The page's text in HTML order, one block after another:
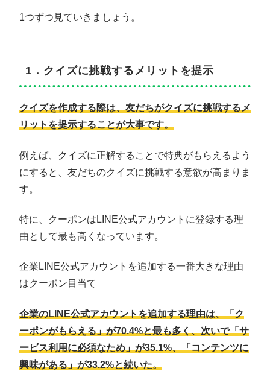
1つずつ見ていきましょう。
1．クイズに挑戦するメリットを提示
クイズを作成する際は、友だちがクイズに挑戦するメ
リットを提示することが大事です。
例えば、クイズに正解することで特典がもらえるよう
にすると、友だちのクイズに挑戦する意欲が高まりま
す。
特に、クーポンはLINE公式アカウントに登録する理
由として最も高くなっています。
企業LINE公式アカウントを追加する一番大きな理由
はクーポン目当て
企業のLINE公式アカウントを追加する理由は、「ク
ーポンがもらえる」が70.4%と最も多く、次いで「サ
ービス利用に必須なため」が35.1%、「コンテンツに
興味がある」が33.2%と続いた。